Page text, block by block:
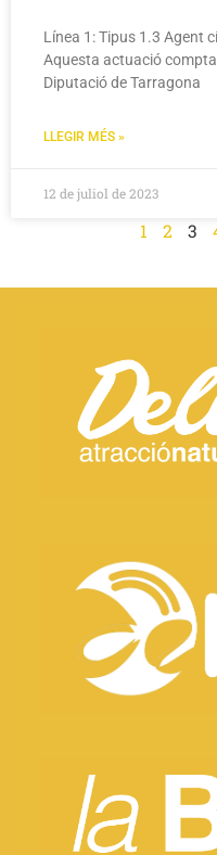
Línea 1: Tipus 1.3 Agent
Aquesta actuació
Diputació de Tarragona
LLEGIR MÉS »
12 de juliol de 2023
1 2 3